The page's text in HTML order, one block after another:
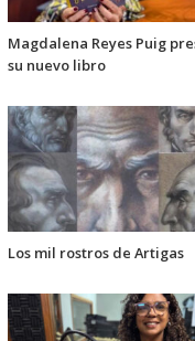
Magdalena Reyes Puig
su nuevo libro
Los mil rostros de Artigas